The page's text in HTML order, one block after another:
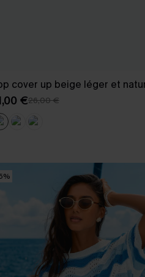
cover up beige léger et
€26,00 €